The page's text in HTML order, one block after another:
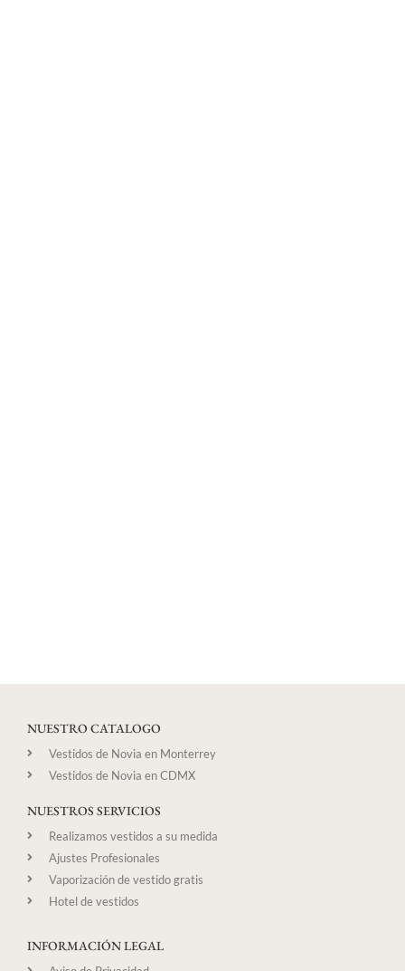
NUESTRO CATALOGO
Vestidos de Novia en Monterrey
Vestidos de Novia en CDMX
NUESTROS SERVICIOS
Realizamos vestidos a su medida
Ajustes Profesionales
Vaporización de vestido gratis
Hotel de vestidos
INFORMACIÓN LEGAL